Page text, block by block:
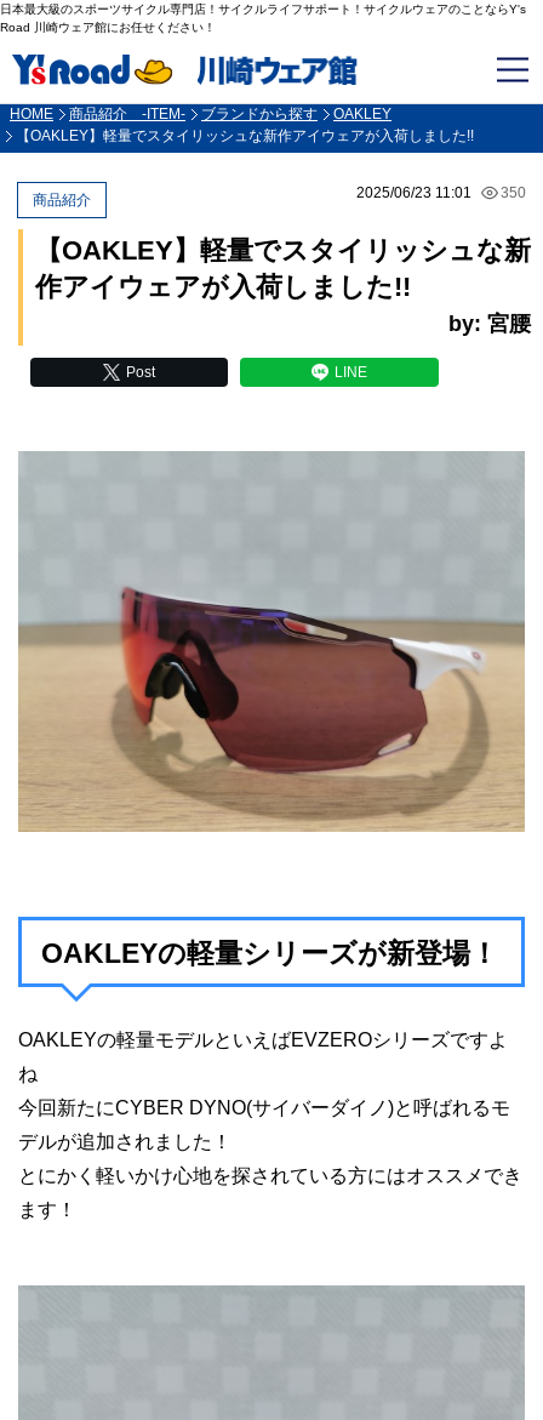
日本最大級のスポーツサイクル専門店！サイクルライフサポート！サイクルウェアのことならY's
Road 川崎ウェア館にお任せください！
HOME 商品紹介 -ITEM- ブランドから探す
OAKLEY
【OAKLEY】軽量でスタイリッシュな新作アイウェアが入荷しました!!
2025/06/23 11:01 350
商品紹介
【OAKLEY】軽量でスタイリッシュな新
作アイウェアが入荷しました!!
by: 宮腰
Post LINE
OAKLEYの軽量シリーズが新登場！
OAKLEYの軽量モデルといえばEVZEROシリーズですよ
ね
今回新たにCYBER DYNO(サイバーダイノ)と呼ばれるモ
デルが追加されました！
とにかく軽いかけ心地を探されている方にはオススメでき
ます！